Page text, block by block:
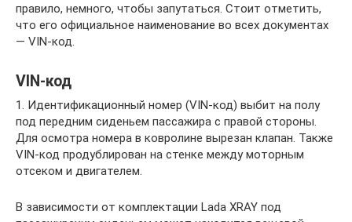
правило, немного, чтобы запутаться. Стоит отметить,
что его официальное наименование во всех документах
— VIN-код.
VIN-код
1. Идентификационный номер (VIN-код) выбит на полу
под передним сиденьем пассажира с правой стороны.
Для осмотра номера в ковролине вырезан клапан. Также
VIN-код продублирован на стенке между моторным
отсеком и двигателем.
В зависимости от комплектации Lada XRAY под